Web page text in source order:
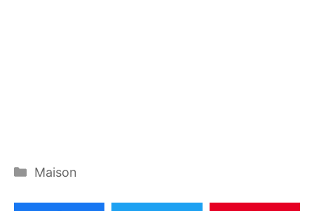
Catégories
Maison